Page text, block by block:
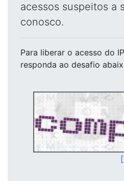
acessos suspeitos a
conosco.
Para liberar o acesso do IP
responda ao desafio